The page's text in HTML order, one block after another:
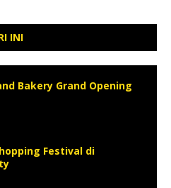
INI
Bakery Grand Opening
Festival di